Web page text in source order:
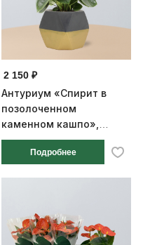
2 150 ₽
Антуриум «Спирит в
позолоченном
каменном кашпо»,
диаметр горшка 9 см,
высота 25 см
Подробнее